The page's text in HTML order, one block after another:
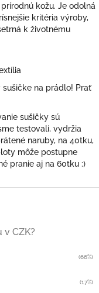
kožu. Je odolná
kritéria výroby,
k životnému
sušičke na prádlo! Prať
sušičky sú
testovali, vydržia
naruby, na 40tku,
môže postupne
pranie aj na 60tku :)
CZK?
(66%)
(17%)